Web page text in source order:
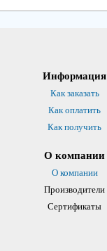
Информация
Как заказать
Как оплатить
Как получить
О компании
О компании
Производители
Сертификаты